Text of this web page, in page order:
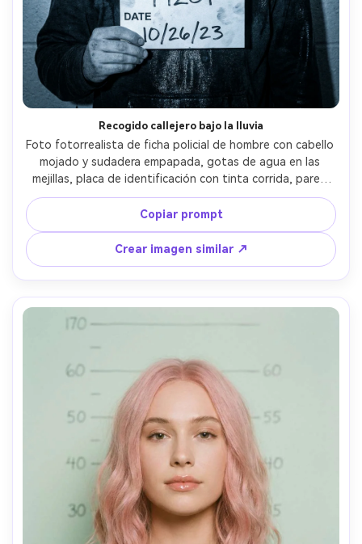
Recogido callejero bajo la lluvia
Foto fotorrealista de ficha policial de hombre con cabello
mojado y sudadera empapada, gotas de agua en las
mejillas, placa de identificación con tinta corrida, pared
de tabla de alturas detrás, flash intenso reflejando en
tela mojada, tonos fríos azulados, tomada con 50mm
f/1.8, encuadre pecho-arriba, realismo crudo y grano de
película fino, luz cinematográfica suave --ar 4:5
Copiar prompt
Crear imagen similar ↗
Crea imágenes IA
ilimitadas. 100 %
gratis!
Empieza Gratis→